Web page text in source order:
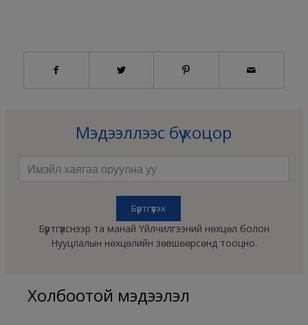
Мэдээллээс бүү хоцор
Бүртгүүлснээр та манай Үйлчилгээний нөхцөл болон
Нууцлалын нөхцөлийн зөвшөөрсөнд тооцно.
Холбоотой мэдээлэл